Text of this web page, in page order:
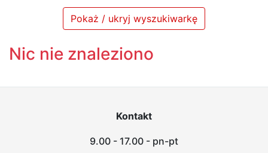
Pokaż / ukryj wyszukiwarkę
Nic nie znaleziono
Kontakt
9.00 - 17.00 - pn-pt